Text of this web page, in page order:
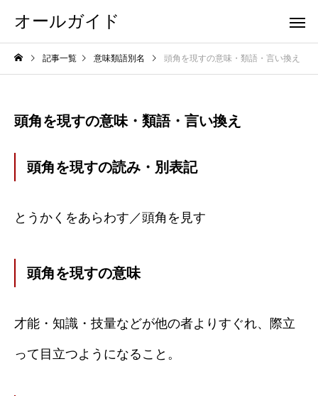
オールガイド
記事一覧 意味類語別名 頭角を現すの意味・類語・言い換え
頭角を現すの意味・類語・言い換え
頭角を現すの読み・別表記
とうかくをあらわす／頭角を見す
頭角を現すの意味
才能・知識・技量などが他の者よりすぐれ、際立
って目立つようになること。